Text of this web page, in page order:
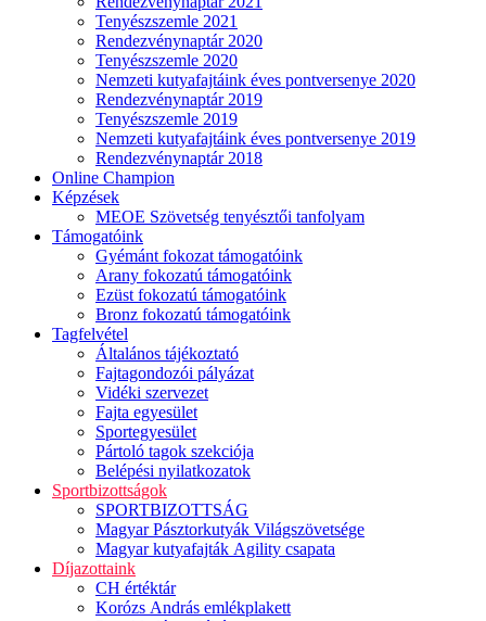
Tenyészszemle 2021
Rendezvénynaptár 2020
Tenyészszemle 2020
Nemzeti kutyafajtáink éves pontversenye 2020
Rendezvénynaptár 2019
Tenyészszemle 2019
Nemzeti kutyafajtáink éves pontversenye 2019
Rendezvénynaptár 2018
Online Champion
Képzések
MEOE Szövetség tenyésztői tanfolyam
Támogatóink
Gyémánt fokozat támogatóink
Arany fokozatú támogatóink
Ezüst fokozatú támogatóink
Bronz fokozatú támogatóink
Tagfelvétel
Általános tájékoztató
Fajtagondozói pályázat
Vidéki szervezet
Fajta egyesület
Sportegyesület
Pártoló tagok szekciója
Belépési nyilatkozatok
Sportbizottságok
SPORTBIZOTTSÁG
Magyar Pásztorkutyák Világszövetsége
Magyar kutyafajták Agility csapata
Díjazottaink
CH értéktár
Korózs András emlékplakett